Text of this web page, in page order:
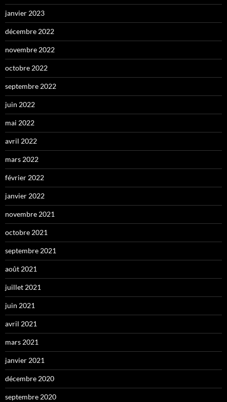
janvier 2023
décembre 2022
novembre 2022
octobre 2022
septembre 2022
juin 2022
mai 2022
avril 2022
mars 2022
février 2022
janvier 2022
novembre 2021
octobre 2021
septembre 2021
août 2021
juillet 2021
juin 2021
avril 2021
mars 2021
janvier 2021
décembre 2020
septembre 2020